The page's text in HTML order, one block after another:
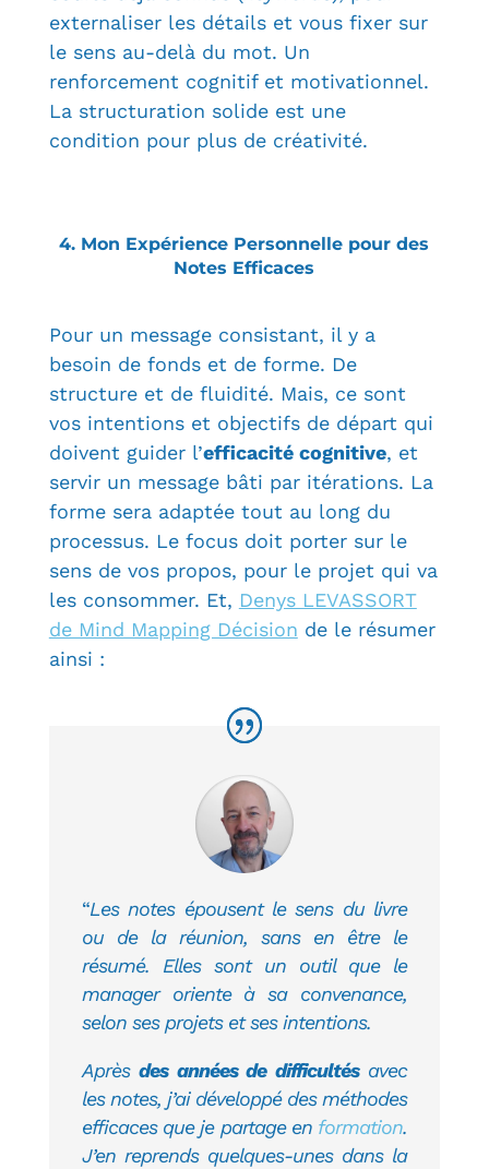
externaliser les détails et vous fixer sur
le sens au-delà du mot. Un
renforcement cognitif et motivationnel.
La structuration solide est une
condition pour plus de créativité.
4. Mon Expérience Personnelle pour des
Notes Efficaces
Pour un message consistant, il y a
besoin de fonds et de forme. De
structure et de fluidité. Mais, ce sont
vos intentions et objectifs de départ qui
doivent guider l’efficacité cognitive, et
servir un message bâti par itérations. La
forme sera adaptée tout au long du
processus. Le focus doit porter sur le
sens de vos propos, pour le projet qui va
les consommer. Et, Denys LEVASSORT
de Mind Mapping Décision de le résumer
ainsi :
“Les notes épousent le sens du livre
ou de la réunion, sans en être le
résumé. Elles sont un outil que le
manager oriente à sa convenance,
selon ses projets et ses intentions.
Aprèsdes années de difficultésavec
les notes, j’ai développé des méthodes
efficaces que je partage en formation.
J’en reprends quelques-unes dans la